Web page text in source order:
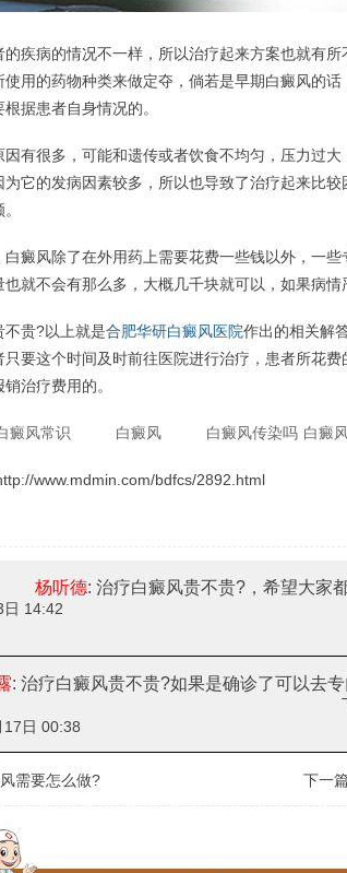
病的情况不一样，所以治疗起来方案也就有所
用的药物种类来做定夺，倘若是早期白癜风的
据患者自身情况的。
很多，可能和遗传或者饮食不均匀，压力过大
为它的发病因素较多，所以也导致了治疗起来比
风除了在外用药上需要花费一些钱以外，一些
就不会有那么多，大概几千块就可以，如果病情
贵?以上就是合肥华研白癜风医院作出的相关解
要这个时间及时前往医院进行治疗，患者所花
治疗费用的。
癜风常识 白癜风 白癜风传染吗 白癜
www.mdmin.com/bdfcs/2892.html
杨听德: 治疗白癜风贵不贵? ，希望大家
日 14:42
: 治疗白癜风贵不贵?如果是确诊了可以去
17日 00:38
需要怎么做? 下一